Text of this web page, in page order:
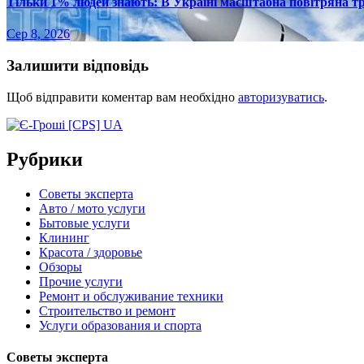
Сер 8, 2026
Залишити відповідь
Щоб відправити коментар вам необхідно авторизуватись.
Рубрики
Советы эксперта
Авто / мото услуги
Бытовые услуги
Клининг
Красота / здоровье
Обзоры
Прочие услуги
Ремонт и обслуживание техники
Строительство и ремонт
Услуги образования и спорта
Советы эксперта